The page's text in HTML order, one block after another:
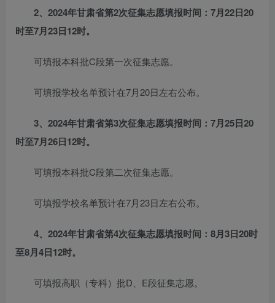
2、2024年甘肃省第2次征集志愿填报时间：7月22日20
时至7月23日12时。
可填报本科批C段第一次征集志愿。
可填报学校名单预计在7月20日左右公布。
3、2024年甘肃省第3次征集志愿填报时间：7月25日20
时至7月26日12时。
可填报本科批C段第二次征集志愿。
可填报学校名单预计在7月23日左右公布。
4、2024年甘肃省第4次征集志愿填报时间：8月3日20时
至8月4日12时。
可填报高职（专科）批D、E段征集志愿。